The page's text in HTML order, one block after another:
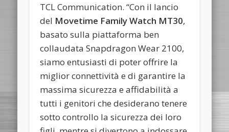
TCL Communication. “Con il lancio
del Movetime Family Watch MT30,
basato sulla piattaforma ben
collaudata Snapdragon Wear 2100,
siamo entusiasti di poter offrire la
miglior connettività e di garantire la
massima sicurezza e affidabilità a
tutti i genitori che desiderano tenere
sotto controllo la sicurezza dei loro